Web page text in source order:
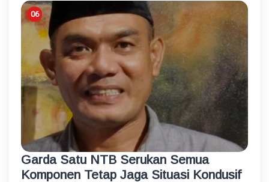
Garda Satu NTB Serukan Semua
Komponen Tetap Jaga Situasi Kondusif